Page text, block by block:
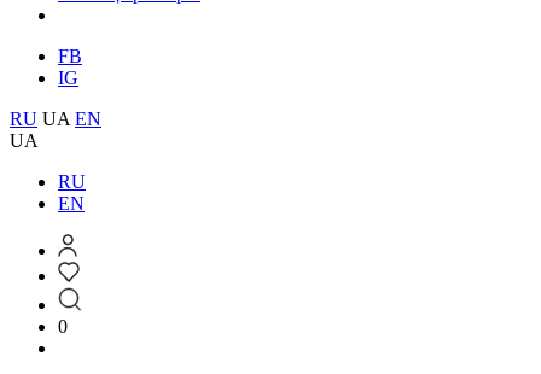
FB
IG
RU UA EN
UA
RU
EN
0